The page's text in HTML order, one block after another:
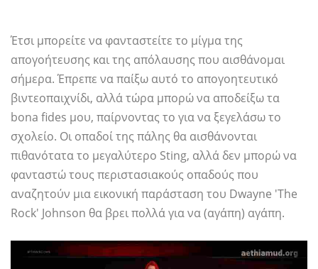
Έτσι μπορείτε να φανταστείτε το μίγμα της
απογοήτευσης και της απόλαυσης που αισθάνομαι
σήμερα. Έπρεπε να παίξω αυτό το απογοητευτικό
βιντεοπαιχνίδι, αλλά τώρα μπορώ να αποδείξω τα
bona fides μου, παίρνοντας το για να ξεγελάσω το
σχολείο. Οι οπαδοί της πάλης θα αισθάνονται
πιθανότατα το μεγαλύτερο Sting, αλλά δεν μπορώ να
φανταστώ τους περιστασιακούς οπαδούς που
αναζητούν μια εικονική παράσταση του Dwayne 'The
Rock' Johnson θα βρει πολλά για να (αγάπη) αγάπη.